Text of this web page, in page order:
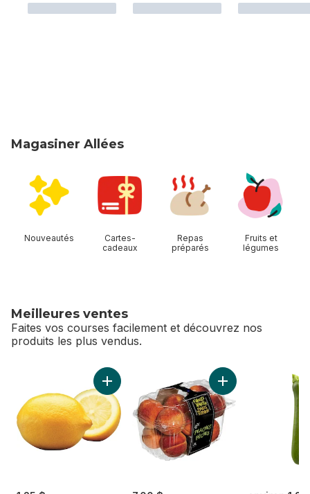
Magasiner Allées
Nouveautés
Cartes-
cadeaux
Repas
préparés
Fruits et
légumes
Meilleures ventes
Faites vos courses facilement et découvrez nos
produits les plus vendus.
sauter Meilleures ventes
Ajouter Citrons au panier Ajouter Pêches au